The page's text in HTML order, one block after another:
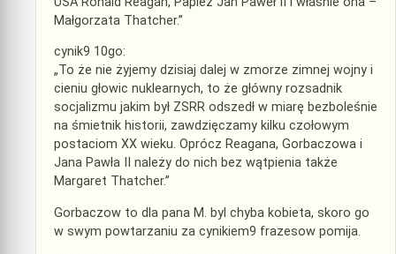
Małgorzata Thatcher.”
cynik9 10go:
„To że nie żyjemy dzisiaj dalej w zmorze zimnej wojny i
cieniu głowic nuklearnych, to że główny rozsadnik
socjalizmu jakim był ZSRR odszedł w miarę bezboleśnie
na śmietnik historii, zawdzięczamy kilku czołowym
postaciom XX wieku. Oprócz Reagana, Gorbaczowa i
Jana Pawła II należy do nich bez wątpienia także
Margaret Thatcher.”
Gorbaczow to dla pana M. byl chyba kobieta, skoro go
w swym powtarzaniu za cynikiem9 frazesow pomija.